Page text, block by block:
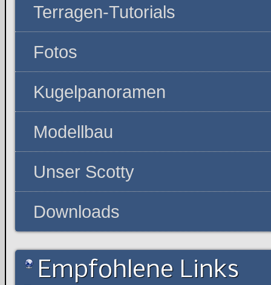
Terragen-Tutorials
Fotos
Kugelpanoramen
Modellbau
Unser Scotty
Downloads
Empfohlene Links